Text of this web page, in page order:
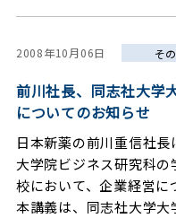
2008年10月06日 そ
前川社長、同志社大学
についてのお知らせ
日本新薬の前川重信社
大学院ビジネス研究科
校において、企業経営に
本講義は、同志社大学大